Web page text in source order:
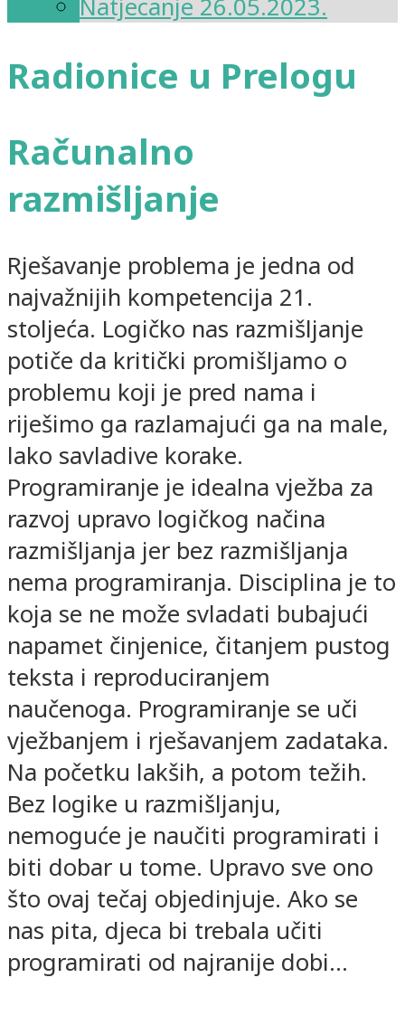
Natjecanje 26.05.2023.
Radionice u Prelogu
Računalno
razmišljanje
Rješavanje problema je jedna od
najvažnijih kompetencija 21.
stoljeća. Logičko nas razmišljanje
potiče da kritički promišljamo o
problemu koji je pred nama i
riješimo ga razlamajući ga na male,
lako savladive korake.
Programiranje je idealna vježba za
razvoj upravo logičkog načina
razmišljanja jer bez razmišljanja
nema programiranja. Disciplina je to
koja se ne može svladati bubajući
napamet činjenice, čitanjem pustog
teksta i reproduciranjem
naučenoga. Programiranje se uči
vježbanjem i rješavanjem zadataka.
Na početku lakših, a potom težih.
Bez logike u razmišljanju,
nemoguće je naučiti programirati i
biti dobar u tome. Upravo sve ono
što ovaj tečaj objedinjuje. Ako se
nas pita, djeca bi trebala učiti
programirati od najranije dobi…